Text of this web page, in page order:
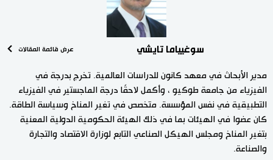
سوغيياما تايشي عرض قائمة المقالات
مدير الأبحاث في معهد كانون للدراسات العالمية. تخرج بدرجة في
الفيزياء من جامعة طوكيو ، وأكمل لاحقًا درجة الماجستير في الفيزياء
التطبيقية في نفس المؤسسة. متخصص في تغير المناخ وسياسة الطاقة.
كان عضوا في الهيئات بما في ذلك الهيئة الحكومية الدولية المعنية
بتغير المناخ ومجلس الهيكل الصناعي التابع لوزارة الاقتصاد والتجارة
والصناعة.